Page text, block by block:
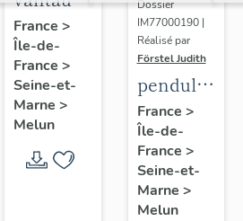
du
portail
central
France >
Île-de-
France >
Seine-et-
Marne >
Melun
Dossier
IM77000190 |
Réalisé par
Förstel Judith
pendule
et paire
de
chandeliers
assortis
France >
Île-de-
France >
Seine-et-
Marne >
Melun